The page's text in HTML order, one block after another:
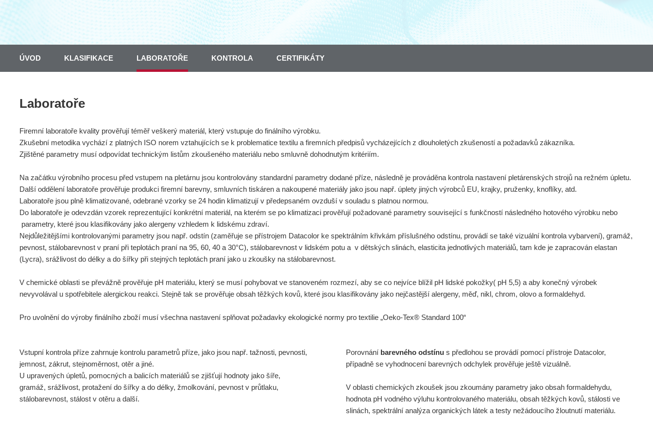
ÚVOD KLASIFIKACE LABORATOŘE KONTROLA CERTIFIKÁTY
Laboratoře
Firemní laboratoře kvality prověřují téměř veškerý materiál, který vstupuje do finálního výrobku.
Zkušební metodika vychází z platných ISO norem vztahujících se k problematice textilu a firemních předpisů vycházejících z dlouholetých zkušeností a požadavků zákazníka.
Zjištěné parametry musí odpovídat technickým listům zkoušeného materiálu nebo smluvně dohodnutým kritériím.
Na začátku výrobního procesu před vstupem na pletárnu jsou kontrolovány standardní parametry dodané příze, následně je prováděna kontrola nastavení pletárenských strojů na režném úpletu.
Další oddělení laboratoře prověřuje produkci firemní barevny, smluvních tiskáren a nakoupené materiály jako jsou např. úplety jiných výrobců EU, krajky, pruženky, knoflíky, atd.
Laboratoře jsou plně klimatizované, odebrané vzorky se 24 hodin klimatizují v předepsaném ovzduší v souladu s platnou normou.
Do laboratoře je odevzdán vzorek reprezentující konkrétní materiál, na kterém se po klimatizaci prověřují požadované parametry související s funkčností následného hotového výrobku nebo
parametry, které jsou klasifikovány jako alergeny vzhledem k lidskému zdraví.
Nejdůležitějšími kontrolovanými parametry jsou např. odstín (zaměřuje se přístrojem Datacolor ke spektrálním křivkám příslušného odstínu, provádí se také vizuální kontrola vybarvení), gramáž,
pevnost, stálobarevnost v praní při teplotách praní na 95, 60, 40 a 30°C), stálobarevnost v lidském potu a v dětských slinách, elasticita jednotlivých materiálů, tam kde je zapracován elastan
(Lycra), srážlivost do délky a do šířky při stejných teplotách praní jako u zkoušky na stálobarevnost.
V chemické oblasti se převážně prověřuje pH materiálu, který se musí pohybovat ve stanoveném rozmezí, aby se co nejvíce blížil pH lidské pokožky( pH 5,5) a aby konečný výrobek
nevyvolával u spotřebitele alergickou reakci. Stejně tak se prověřuje obsah těžkých kovů, které jsou klasifikovány jako nejčastější alergeny, měď, nikl, chrom, olovo a formaldehyd.
Pro uvolnění do výroby finálního zboží musí všechna nastavení splňovat požadavky ekologické normy pro textilie „Oeko-Tex® Standard 100“
Vstupní kontrola příze zahrnuje kontrolu parametrů příze, jako jsou např. tažnosti, pevnosti,
jemnost, zákrut, stejnoměrnost, otěr a jiné.
U upravených úpletů, pomocných a balicích materiálů se zjišťují hodnoty jako šíře,
gramáž, srážlivost, protažení do šířky a do délky, žmolkování, pevnost v průtlaku,
stálobarevnost, stálost v otěru a další.
Porovnání barevného odstínu s předlohou se provádí pomocí přístroje Datacolor,
případně se vyhodnocení barevných odchylek prověřuje ještě vizuálně.
V oblasti chemických zkoušek jsou zkoumány parametry jako obsah formaldehydu,
hodnota pH vodného výluhu kontrolovaného materiálu, obsah těžkých kovů, stálosti ve
slinách, spektrální analýza organických látek a testy nežádoucího žloutnutí materiálu.